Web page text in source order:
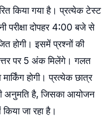
किया गया है। प्रत्येक टेस्ट
परीक्षा दोपहर 4:00 बजे से
होगी। इसमें प्रश्नों की
पर 5 अंक मिलेंगे। गलत
होगी। प्रत्येक छात्र
अनुमति है, जिसका आयोजन
जा रहा है।